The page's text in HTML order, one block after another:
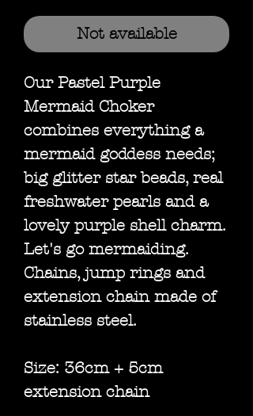
Not available
Our Pastel Purple
Mermaid Choker
combines everything a
mermaid goddess needs;
big glitter star beads, real
freshwater pearls and a
lovely purple shell charm.
Let's go mermaiding.
Chains, jump rings and
extension chain made of
stainless steel.
Size: 36cm + 5cm
extension chain